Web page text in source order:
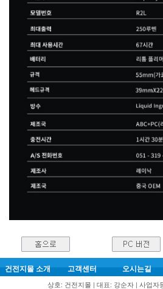
건전지몰 소개 고객센터 오시는길
상호: 건전지몰 | 대표: 강순자 | 사업자